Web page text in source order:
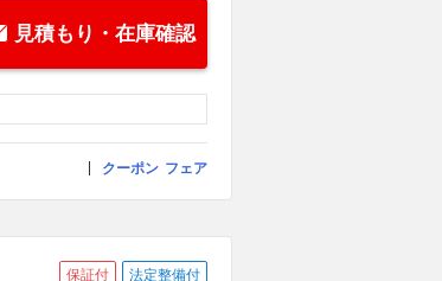
見積もり・在庫確認
クーポン フェア
保証付 法定整備付